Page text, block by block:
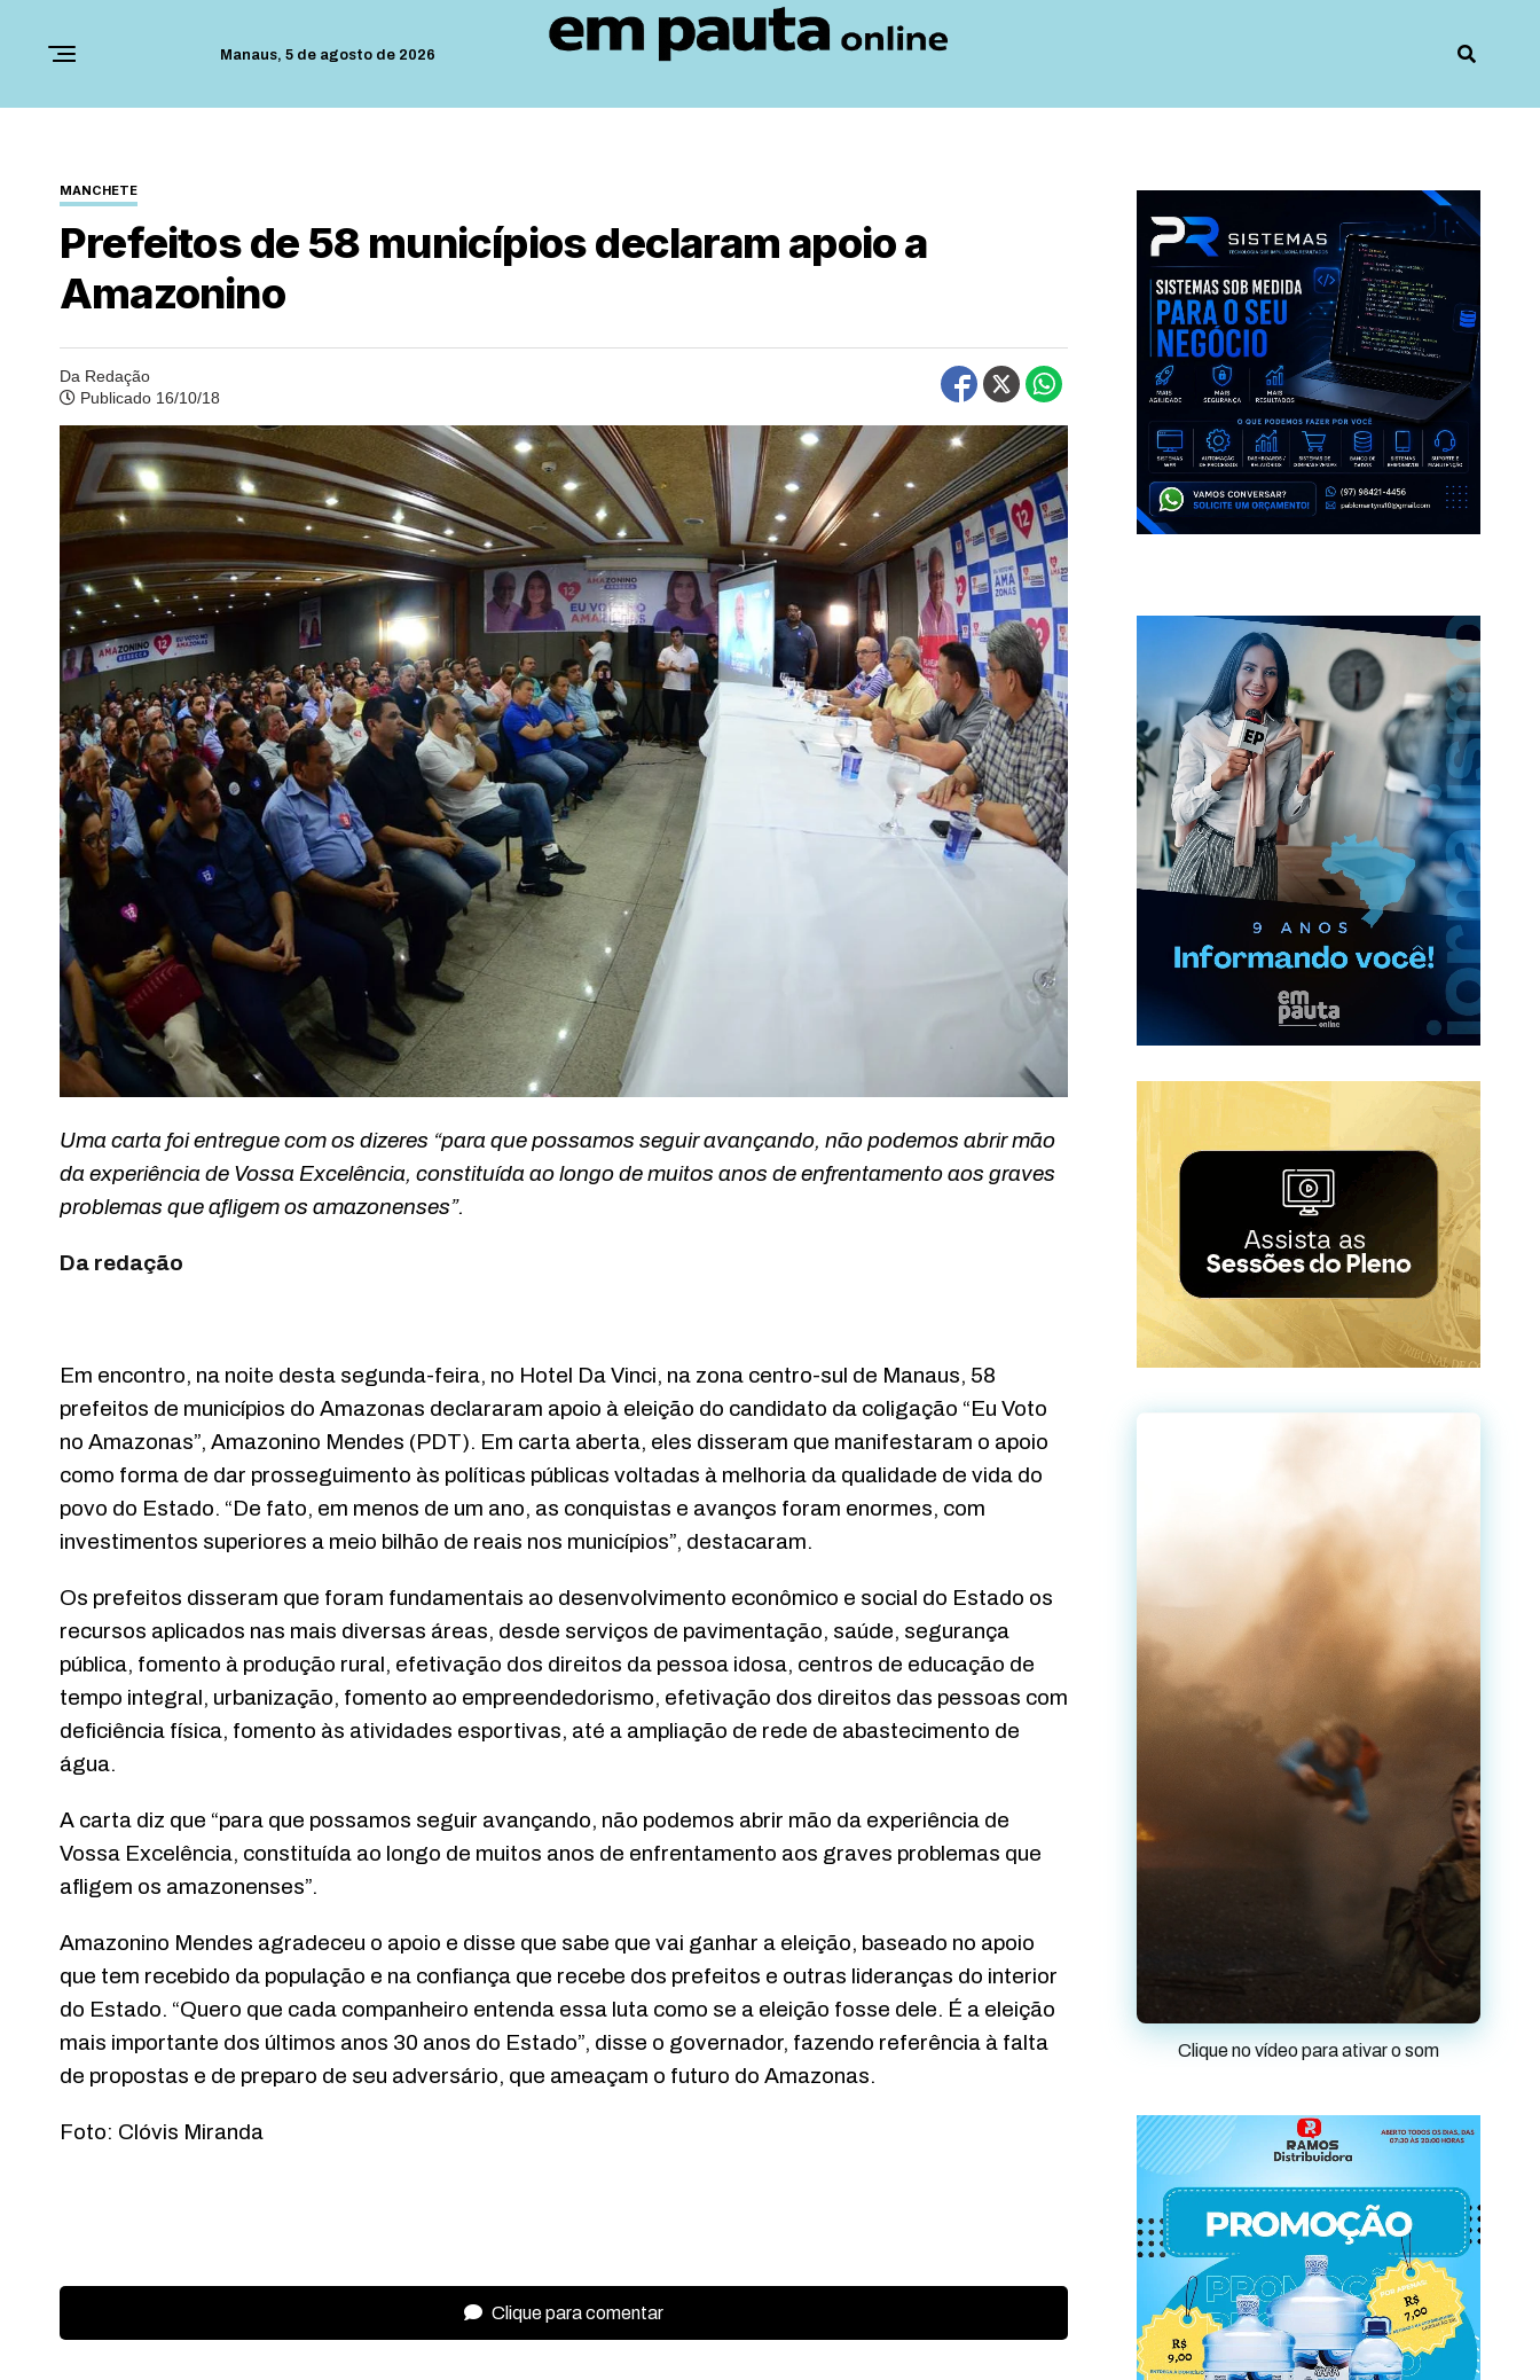
Manaus, 5 de agosto de 2026
MANCHETE
Prefeitos de 58 municípios declaram apoio a
Amazonino
Da Redação
Publicado 16/10/18
Uma carta foi entregue com os dizeres “para que possamos seguir avançando, não podemos abrir mão
da experiência de Vossa Excelência, constituída ao longo de muitos anos de enfrentamento aos graves
problemas que afligem os amazonenses”.
Da redação
Em encontro, na noite desta segunda-feira, no Hotel Da Vinci, na zona centro-sul de Manaus, 58
prefeitos de municípios do Amazonas declararam apoio à eleição do candidato da coligação “Eu Voto
no Amazonas”, Amazonino Mendes (PDT). Em carta aberta, eles disseram que manifestaram o apoio
como forma de dar prosseguimento às políticas públicas voltadas à melhoria da qualidade de vida do
povo do Estado. “De fato, em menos de um ano, as conquistas e avanços foram enormes, com
investimentos superiores a meio bilhão de reais nos municípios”, destacaram.
Os prefeitos disseram que foram fundamentais ao desenvolvimento econômico e social do Estado os
recursos aplicados nas mais diversas áreas, desde serviços de pavimentação, saúde, segurança
pública, fomento à produção rural, efetivação dos direitos da pessoa idosa, centros de educação de
tempo integral, urbanização, fomento ao empreendedorismo, efetivação dos direitos das pessoas com
deficiência física, fomento às atividades esportivas, até a ampliação de rede de abastecimento de
água.
A carta diz que “para que possamos seguir avançando, não podemos abrir mão da experiência de
Vossa Excelência, constituída ao longo de muitos anos de enfrentamento aos graves problemas que
afligem os amazonenses”.
Amazonino Mendes agradeceu o apoio e disse que sabe que vai ganhar a eleição, baseado no apoio
que tem recebido da população e na confiança que recebe dos prefeitos e outras lideranças do interior
do Estado. “Quero que cada companheiro entenda essa luta como se a eleição fosse dele. É a eleição
mais importante dos últimos anos 30 anos do Estado”, disse o governador, fazendo referência à falta
de propostas e de preparo de seu adversário, que ameaçam o futuro do Amazonas.
Foto: Clóvis Miranda
Clique para comentar
Clique no vídeo para ativar o som